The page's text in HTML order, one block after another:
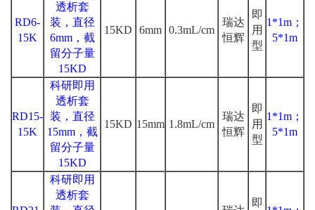
RD6-
15K
透析套
装，直径
6mm，截
留分子量
15KD
15KD 6mm 0.3mL/cm
瑞达
恒辉
即
用
型
1*1m；
5*1m
RD15-
15K
科研即用
透析套
装，直径
15mm，截
留分子量
15KD
15KD 15mm 1.8mL/cm
瑞达
恒辉
即
用
型
1*1m；
5*1m
科研即用
透析套
即